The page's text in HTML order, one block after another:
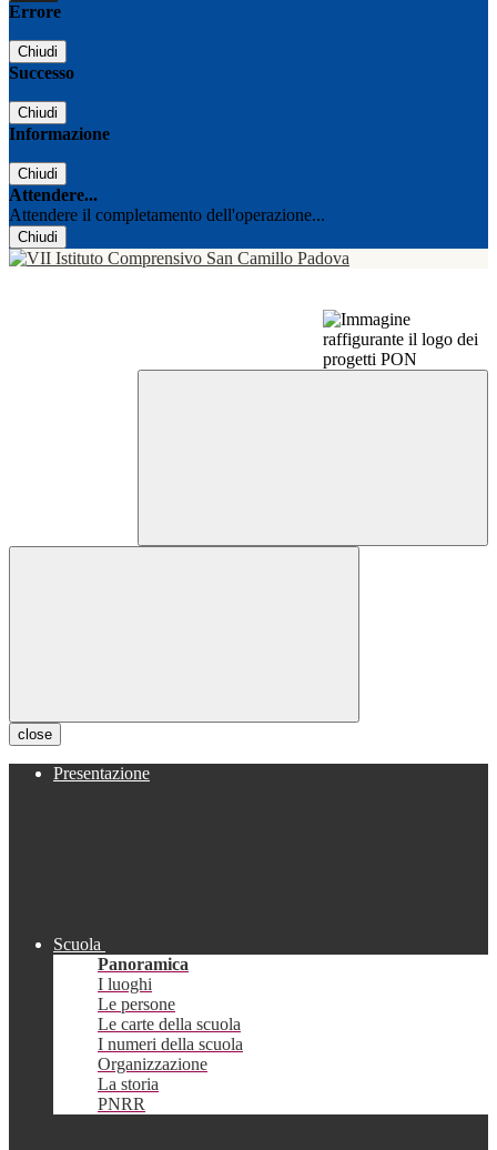
Errore
Chiudi
Successo
Chiudi
Informazione
Chiudi
Attendere...
Attendere il completamento dell'operazione...
Chiudi
close
Presentazione
Scuola
Panoramica
I luoghi
Le persone
Le carte della scuola
I numeri della scuola
Organizzazione
La storia
PNRR